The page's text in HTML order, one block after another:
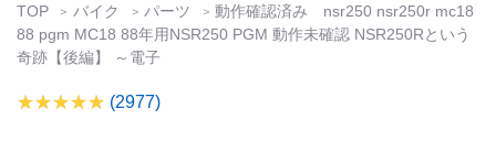
TOP バイク パーツ
動作確認済み nsr250 nsr250r mc18
88 pgm MC18 88年用NSR250 PGM 動作未確認 NSR250Rという
奇跡【後編】 ～電子
(2977)